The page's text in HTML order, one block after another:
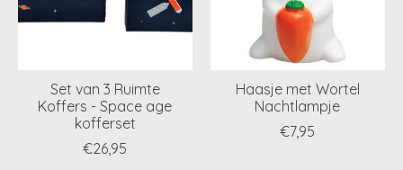
Set van 3 Ruimte
Koffers - Space age
kofferset
€26,95
Haasje met Wortel
Nachtlampje
€7,95